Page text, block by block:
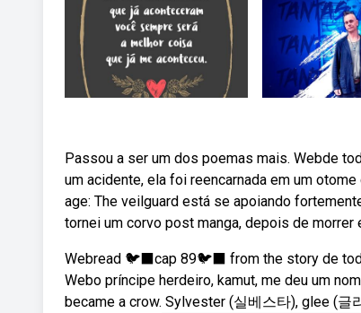
Passou a ser um dos poemas mais. Webde
um acidente, ela foi reencarnada em um
age: The veilguard está se apoiando
tornei um corvo post manga, depois de morrer
Webread 🐦‍⬛cap 89🐦‍⬛ from the story de
Webo príncipe herdeiro, kamut, me deu um
became a crow. Sylvester (실베스타), glee (글